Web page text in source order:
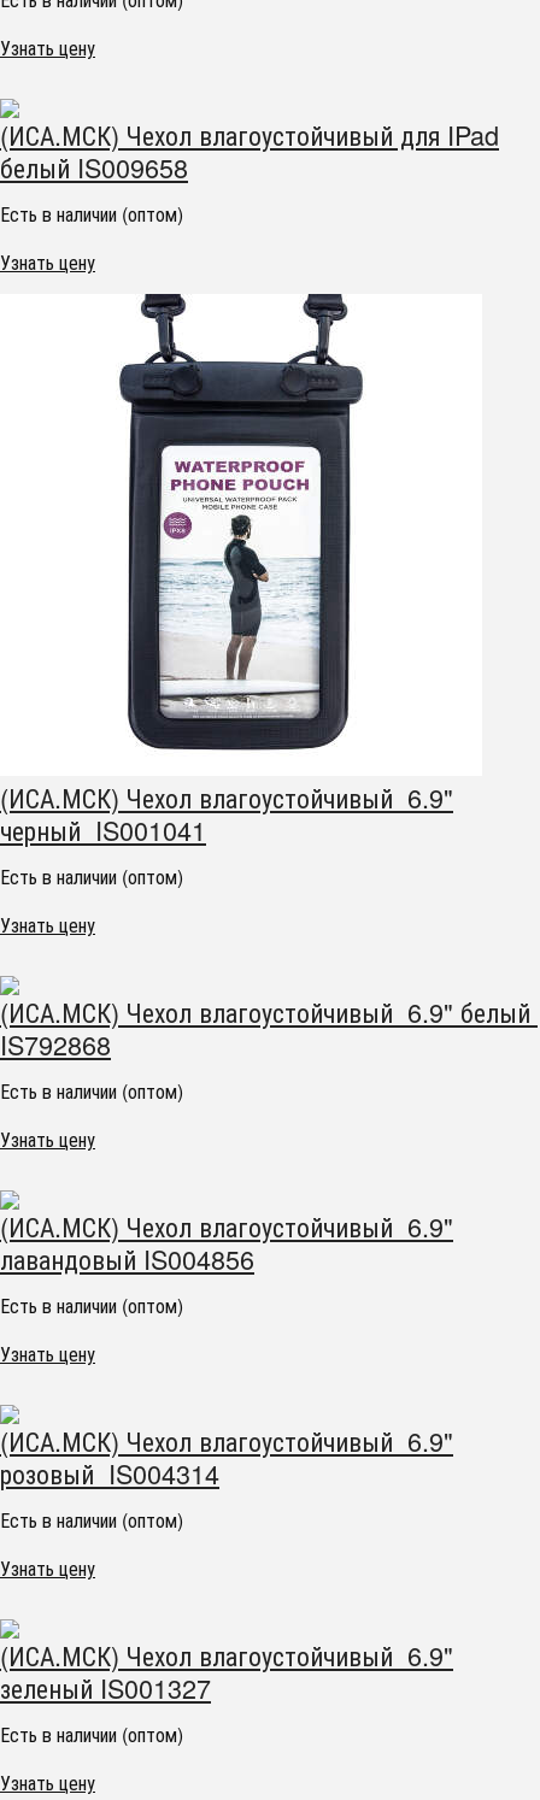
Узнать цену
(ИСА.МСК) Чехол влагоустойчивый для IPad
белый IS009658
Есть в наличии (оптом)
Узнать цену
(ИСА.МСК) Чехол влагоустойчивый 6.9"
черный IS001041
Есть в наличии (оптом)
Узнать цену
(ИСА.МСК) Чехол влагоустойчивый 6.9" белый
IS792868
Есть в наличии (оптом)
Узнать цену
(ИСА.МСК) Чехол влагоустойчивый 6.9"
лавандовый IS004856
Есть в наличии (оптом)
Узнать цену
(ИСА.МСК) Чехол влагоустойчивый 6.9"
розовый IS004314
Есть в наличии (оптом)
Узнать цену
(ИСА.МСК) Чехол влагоустойчивый 6.9"
зеленый IS001327
Есть в наличии (оптом)
Узнать цену